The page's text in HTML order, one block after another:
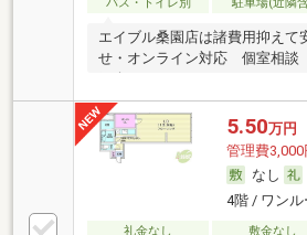
エイブル桑園店は諸費用抑え
せ・オンライン対応 個室相談
紹介
5.50万円
管理費3,000
なし
4階 / ワンル
礼金なし 敷金なし